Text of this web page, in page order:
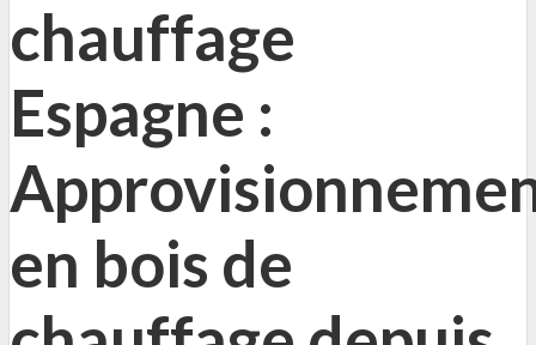
chauffage
Espagne :
en bois de